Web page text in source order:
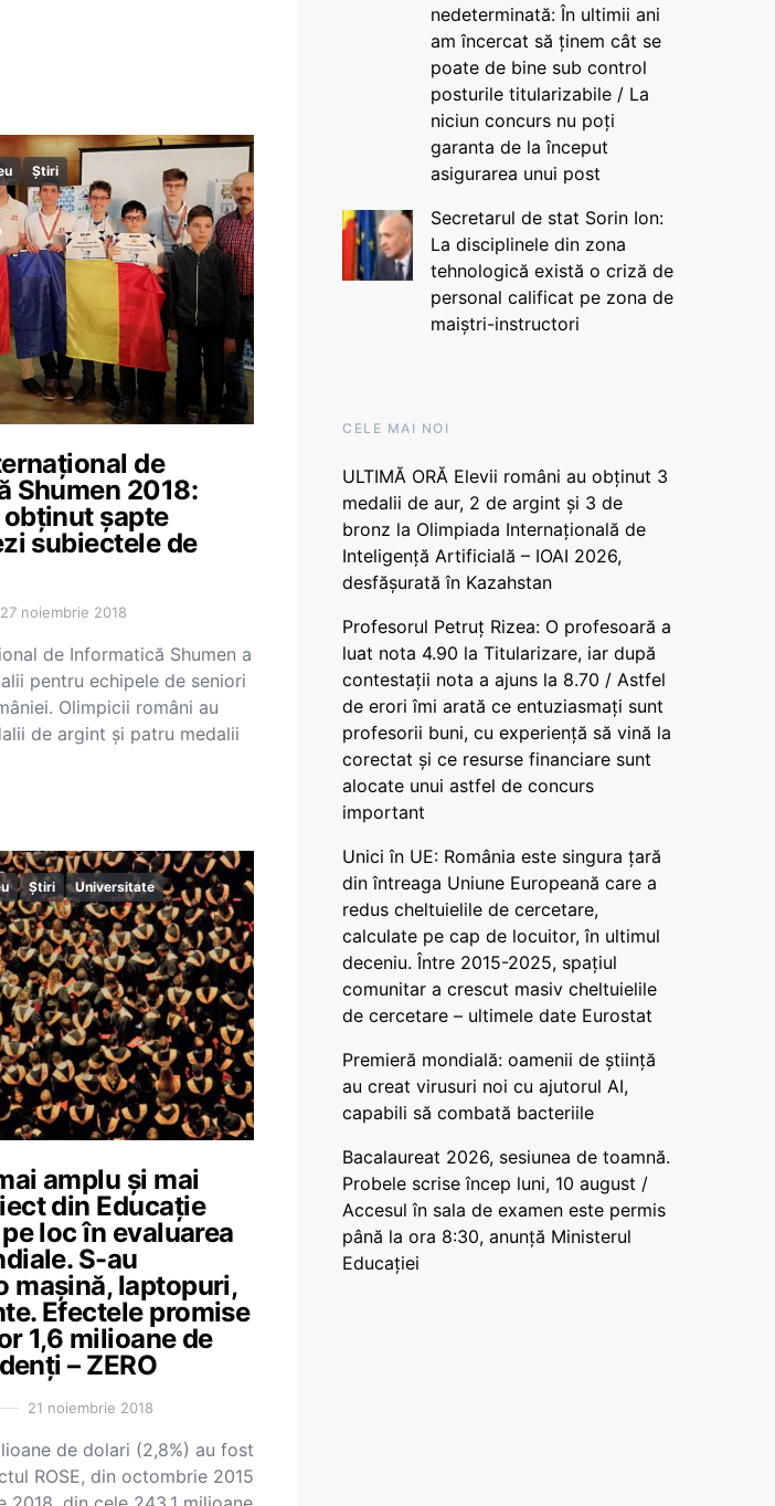
Știri
de
Shumen 2018:
obținut șapte
subiectele de
27 noiembrie 2018
de Informatică Shumen a
pentru echipele de seniori
Olimpicii români au
de argint și patru medalii
Știri Universitate
amplu și mai
din Educație
loc în evaluarea
S-au
mașină, laptopuri,
Efectele promise
1,6 milioane de
– ZERO
21 noiembrie 2018
de dolari (2,8%) au fost
ROSE, din octombrie 2015
nedeterminată: În ultimii ani
am încercat să ținem cât se
poate de bine sub control
posturile titularizabile / La
niciun concurs nu poți
garanta de la început
asigurarea unui post
Secretarul de stat Sorin Ion:
La disciplinele din zona
tehnologică există o criză de
personal calificat pe zona de
maiștri-instructori
CELE MAI NOI
ULTIMĂ ORĂ Elevii români au obținut 3
medalii de aur, 2 de argint și 3 de
bronz la Olimpiada Internațională de
Inteligență Artificială – IOAI 2026,
desfășurată în Kazahstan
Profesorul Petruț Rizea: O profesoară a
luat nota 4.90 la Titularizare, iar după
contestații nota a ajuns la 8.70 / Astfel
de erori îmi arată ce entuziasmați sunt
profesorii buni, cu experiență să vină la
corectat și ce resurse financiare sunt
alocate unui astfel de concurs
important
Unici în UE: România este singura țară
din întreaga Uniune Europeană care a
redus cheltuielile de cercetare,
calculate pe cap de locuitor, în ultimul
deceniu. Între 2015-2025, spațiul
comunitar a crescut masiv cheltuielile
de cercetare – ultimele date Eurostat
Premieră mondială: oamenii de știință
au creat virusuri noi cu ajutorul AI,
capabili să combată bacteriile
Bacalaureat 2026, sesiunea de toamnă.
Probele scrise încep luni, 10 august /
Accesul în sala de examen este permis
până la ora 8:30, anunță Ministerul
Educației